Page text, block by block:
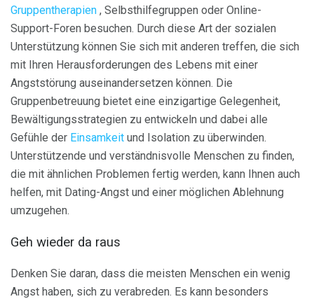
Gruppentherapien , Selbsthilfegruppen oder Online-
Support-Foren besuchen. Durch diese Art der sozialen
Unterstützung können Sie sich mit anderen treffen, die sich
mit Ihren Herausforderungen des Lebens mit einer
Angststörung auseinandersetzen können. Die
Gruppenbetreuung bietet eine einzigartige Gelegenheit,
Bewältigungsstrategien zu entwickeln und dabei alle
Gefühle der Einsamkeit und Isolation zu überwinden.
Unterstützende und verständnisvolle Menschen zu finden,
die mit ähnlichen Problemen fertig werden, kann Ihnen auch
helfen, mit Dating-Angst und einer möglichen Ablehnung
umzugehen.
Geh wieder da raus
Denken Sie daran, dass die meisten Menschen ein wenig
Angst haben, sich zu verabreden. Es kann besonders